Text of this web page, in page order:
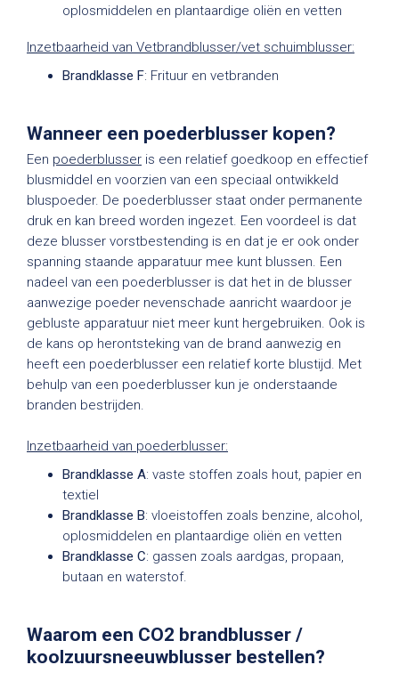
oplosmiddelen en plantaardige oliën en vetten
Inzetbaarheid van Vetbrandblusser/vet schuimblusser:
Brandklasse F: Frituur en vetbranden
Wanneer een poederblusser kopen?
Een poederblusser is een relatief goedkoop en effectief
blusmiddel en voorzien van een speciaal ontwikkeld
bluspoeder. De poederblusser staat onder permanente
druk en kan breed worden ingezet. Een voordeel is dat
deze blusser vorstbestending is en dat je er ook onder
spanning staande apparatuur mee kunt blussen. Een
nadeel van een poederblusser is dat het in de blusser
aanwezige poeder nevenschade aanricht waardoor je
gebluste apparatuur niet meer kunt hergebruiken. Ook is
de kans op herontsteking van de brand aanwezig en
heeft een poederblusser een relatief korte blustijd. Met
behulp van een poederblusser kun je onderstaande
branden bestrijden.
Inzetbaarheid van poederblusser:
Brandklasse A: vaste stoffen zoals hout, papier en
textiel
Brandklasse B: vloeistoffen zoals benzine, alcohol,
oplosmiddelen en plantaardige oliën en vetten
Brandklasse C: gassen zoals aardgas, propaan,
butaan en waterstof.
Waarom een CO2 brandblusser /
koolzuursneeuwblusser bestellen?